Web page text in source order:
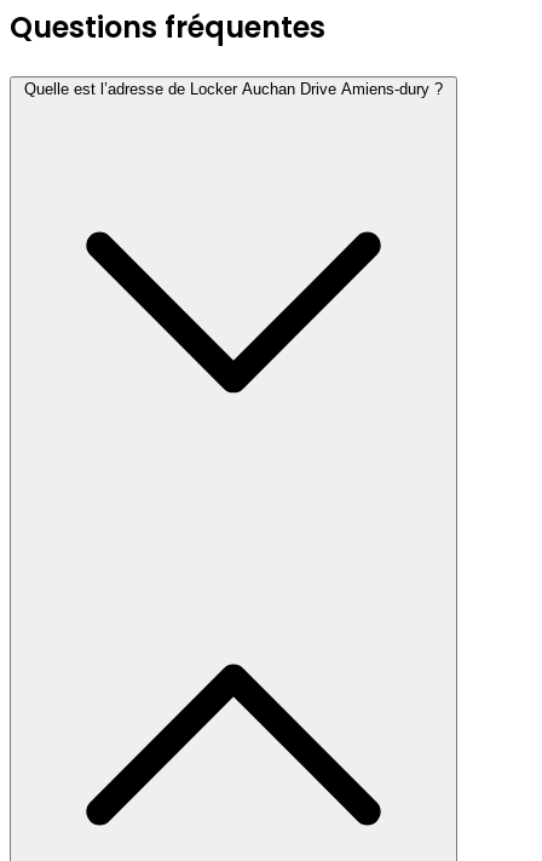
Questions fréquentes
Quelle est l’adresse de Locker Auchan Drive Amiens-dury ?